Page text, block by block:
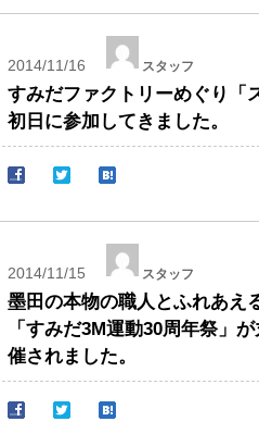
2014/11/16 スタッフ
すみだファクトリーめぐり「
初日に参加してきました。
2014/11/15 スタッフ
墨田の本物の職人とふれあえ
「すみだ3M運動30周年祭」
催されました。